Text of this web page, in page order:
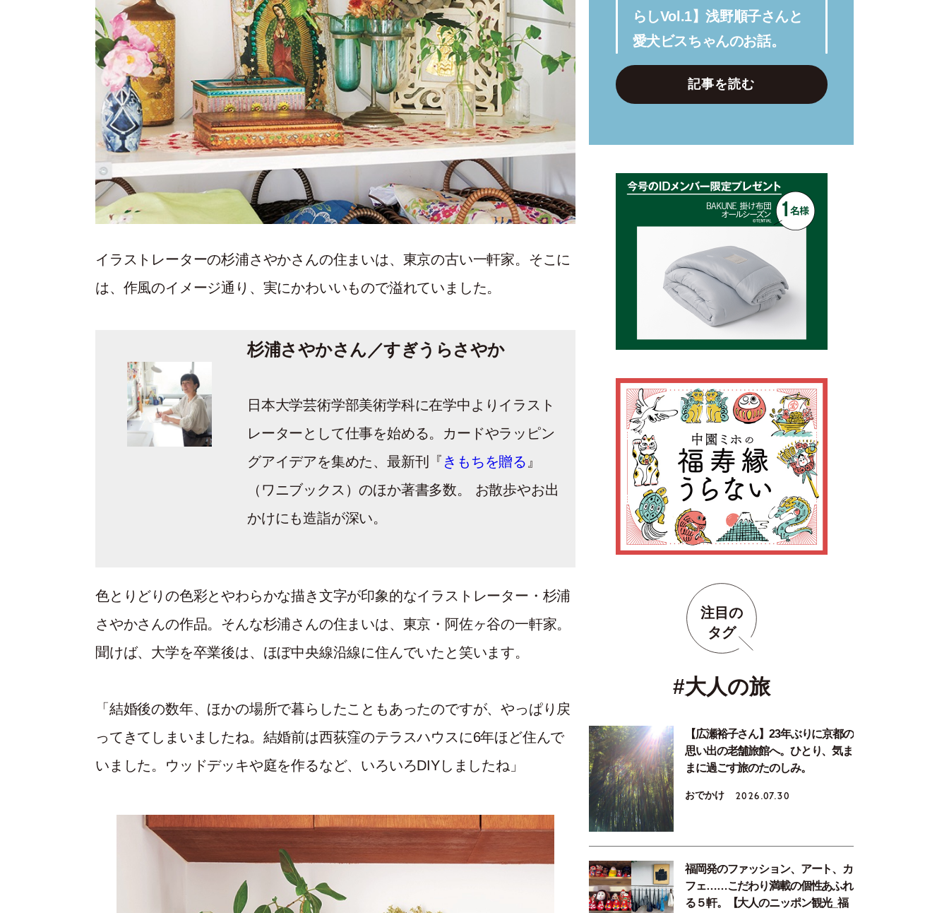
イラストレーターの杉浦さやかさんの住まいは、東京の古い一軒家。そこに
は、作風のイメージ通り、実にかわいいもので溢れていました。
杉浦さやかさん／すぎうらさやか
日本大学芸術学部美術学科に在学中よりイラスト
レーターとして仕事を始める。カードやラッピン
グアイデアを集めた、最新刊『 きもちを贈る 』
（ワニブックス）のほか著書多数。 お散歩やお出
かけにも造詣が深い。
色とりどりの色彩とやわらかな描き文字が印象的なイラストレーター・杉浦
さやかさんの作品。そんな杉浦さんの住まいは、東京・阿佐ヶ谷の一軒家。
聞けば、大学を卒業後は、ほぼ中央線沿線に住んでいたと笑います。
「結婚後の数年、ほかの場所で暮らしたこともあったのですが、やっぱり戻
ってきてしまいましたね。結婚前は西荻窪のテラスハウスに6年ほど住んで
いました。ウッドデッキや庭を作るなど、いろいろDIYしましたね」
らしVol.1】浅野順子さんと
愛犬ビスちゃんのお話。
記事を読む
注目の
タグ
#大人の旅
【広瀬裕子さん】23年ぶりに京都の
思い出の老舗旅館へ。ひとり、気ま
まに過ごす旅のたのしみ。
おでかけ 2026.07.30
福岡発のファッション、アート、カ
フェ……こだわり満載の個性あふれ
る５軒。【大人のニッポン観光_福